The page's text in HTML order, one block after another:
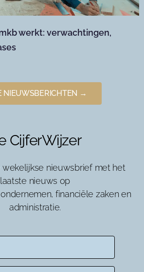
werkt: verwachtingen,
NIEUWSBERICHTEN →
CijferWijzer
wekelijkse nieuwsbrief met het
laatste nieuws op
financiële zaken en
administratie.